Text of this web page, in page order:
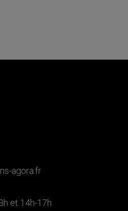
agora.fr
et 14h-17h